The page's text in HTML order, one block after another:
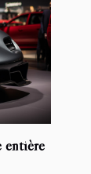
entière